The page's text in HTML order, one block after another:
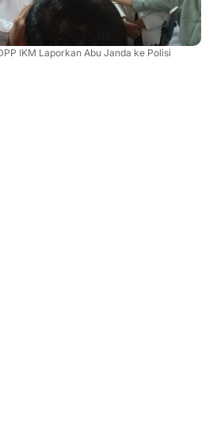
IKM Laporkan Abu Janda ke Polisi